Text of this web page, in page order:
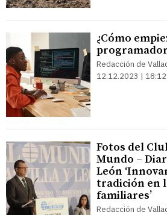
¿Cómo
Redacción de
12.12.2023 | 18:12
Fotos del
Mundo –
León
tradición en
familiares’
Redacción de